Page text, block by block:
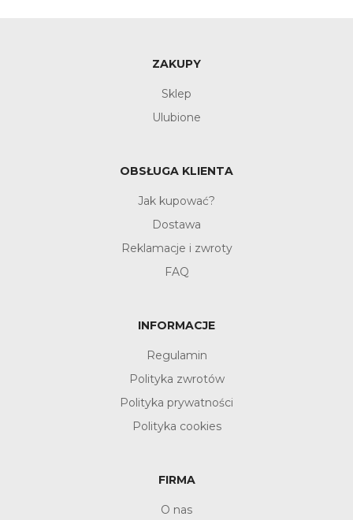
ZAKUPY
Sklep
Ulubione
OBSŁUGA KLIENTA
Jak kupować?
Dostawa
Reklamacje i zwroty
FAQ
INFORMACJE
Regulamin
Polityka zwrotów
Polityka prywatności
Polityka cookies
FIRMA
O nas